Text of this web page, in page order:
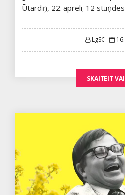
Ūtardiņ, 22. aprelī, 12
LgSC
SKAITEIT